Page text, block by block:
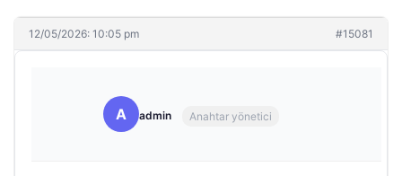
12/05/2026: 10:05 pm #15081
A admin Anahtar yönetici